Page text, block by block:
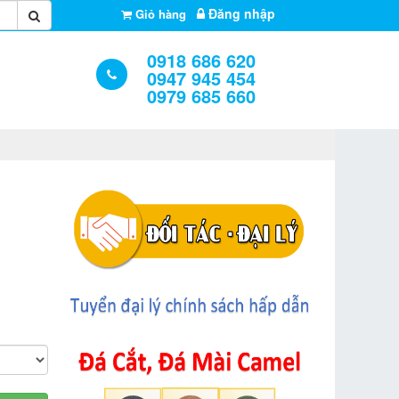
Giỏ hàng Đăng nhập
0918 686 620
0947 945 454
0979 685 660